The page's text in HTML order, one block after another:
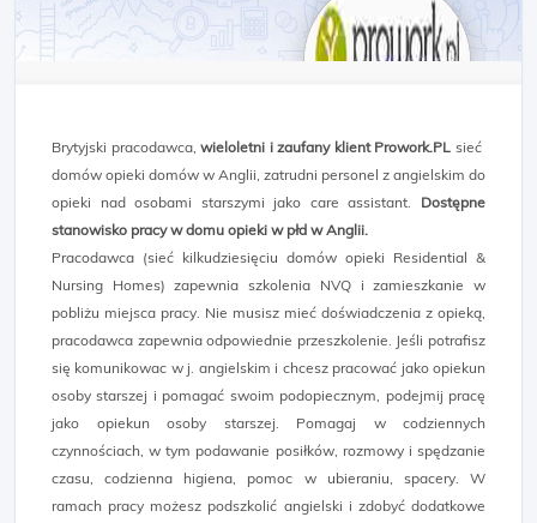
Brytyjski pracodawca,wieloletni i zaufany klient Prowork.PL sieć
domów opieki domów w Anglii, zatrudni personel z angielskim do
opieki nad osobami starszymi jako care assistant. Dostępne
stanowisko pracy w domu opieki w płd w Anglii.
Pracodawca (sieć kilkudziesięciu domów opieki Residential &
Nursing Homes) zapewnia szkolenia NVQ i zamieszkanie w
pobliżu miejsca pracy. Nie musisz mieć doświadczenia z opieką,
pracodawca zapewnia odpowiednie przeszkolenie. Jeśli potrafisz
się komunikowac w j. angielskim i chcesz pracować jako opiekun
osoby starszej i pomagać swoim podopiecznym, podejmij pracę
jako opiekun osoby starszej. Pomagaj w codziennych
czynnościach, w tym podawanie posiłków, rozmowy i spędzanie
czasu, codzienna higiena, pomoc w ubieraniu, spacery. W
ramach pracy możesz podszkolić angielski i zdobyć dodatkowe